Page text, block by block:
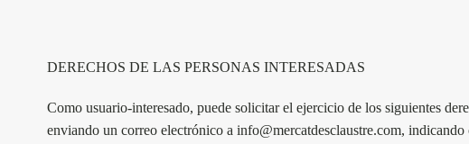
DERECHOS DE LAS PERSONAS INTERESADAS
Como usuario-interesado, puede solicitar el ejercicio de los siguientes
enviando un correo electrónico a info@mercatdesclaustre.com,